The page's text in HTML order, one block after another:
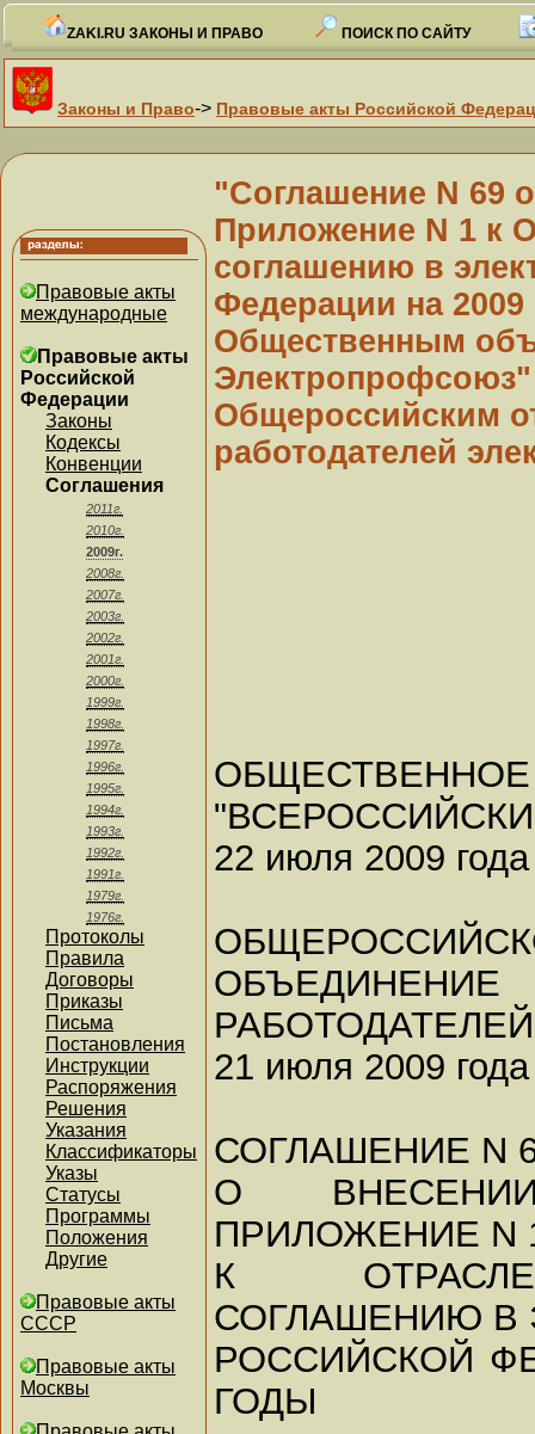
ZAKI.RU ЗАКОНЫ И ПРАВО ПОИСК ПО САЙТУ
Законы и Право-> Правовые акты Российской
Правовые акты
международные
Правовые акты
Российской
Федерации
Законы
Кодексы
Конвенции
Соглашения
2011г.
2010г.
2009г.
2008г.
2007г.
2003г.
2002г.
2001г.
2000г.
1999г.
1998г.
1997г.
1996г.
1995г.
1994г.
1993г.
1992г.
1991г.
1979г.
1976г.
Протоколы
Правила
Договоры
Приказы
Письма
Постановления
Инструкции
Распоряжения
Решения
Указания
Классификаторы
Указы
Статусы
Программы
Положения
Другие
Правовые акты
СССР
Правовые акты
Москвы
"Соглашение N 69
Приложение N 1 к
соглашению в
Федерации на 2009
Общественным
Электропрофсоюз"
Общероссийским
работодателей
22 июля 2009 года
ОБЪЕДИНЕНИЕ
21 июля 2009 года
СОГЛАШЕНИЕ N
О
ПРИЛОЖЕНИЕ N
К
СОГЛАШЕНИЮ В
РОССИЙСКОЙ
ГОДЫ